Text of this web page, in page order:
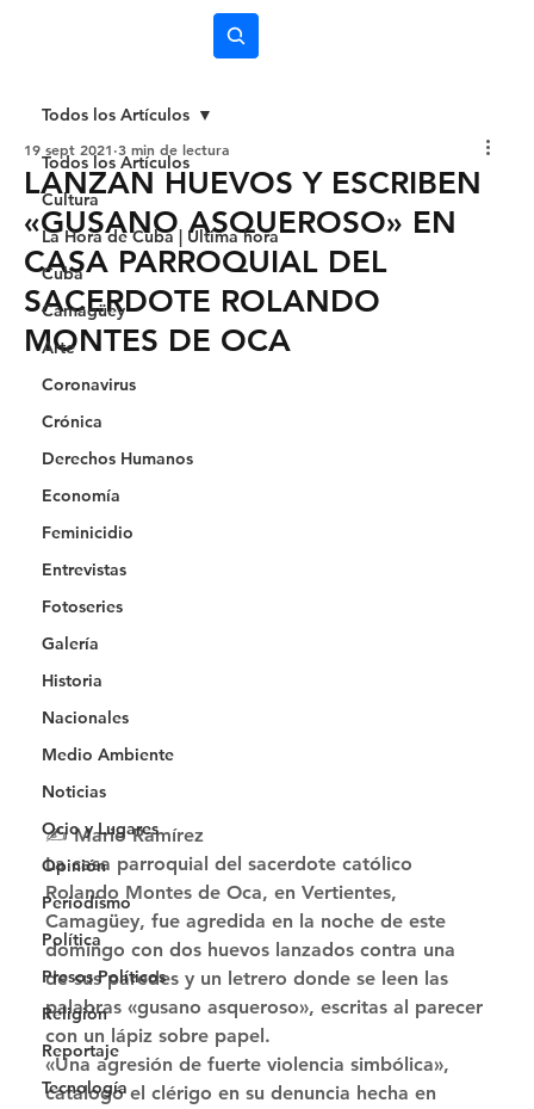
Todos los Artículos
Cultura
La Hora de Cuba | Última hora
Cuba
Camagüey
Arte
Coronavirus
Crónica
Derechos Humanos
Economía
Feminicidio
Entrevistas
Fotoseries
Galería
Historia
Nacionales
Medio Ambiente
Noticias
Ocio y Lugares
Opinión
Periodismo
Política
Presos Políticos
Religión
Reportaje
Tecnología
Todos los Artículos
LANZAN HUEVOS Y ESCRIBEN
«GUSANO ASQUEROSO» EN
CASA PARROQUIAL DEL
SACERDOTE ROLANDO
MONTES DE OCA
19 sept 2021 3 min de lectura
✍ Mario Ramírez
La casa parroquial del sacerdote católico
Rolando Montes de Oca, en Vertientes,
Camagüey, fue agredida en la noche de este
domingo con dos huevos lanzados contra una
de sus paredes y un letrero donde se leen las
palabras «gusano asqueroso», escritas al parecer
con un lápiz sobre papel.
«Una agresión de fuerte violencia simbólica»,
catalogó el clérigo en su denuncia hecha en